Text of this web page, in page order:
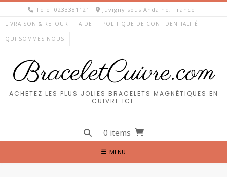
Skip
content
Tele: 0233381121 Juvigny sous Andaine, France
LIVRAISON & RETOUR AIDE POLITIQUE DE CONFIDENTIALITÉ
QUI SOMMES NOUS
BraceletCuivre.com
ACHETEZ LES PLUS JOLIES BRACELETS MAGNÉTIQUES EN
CUIVRE ICI.
0 items
MENU